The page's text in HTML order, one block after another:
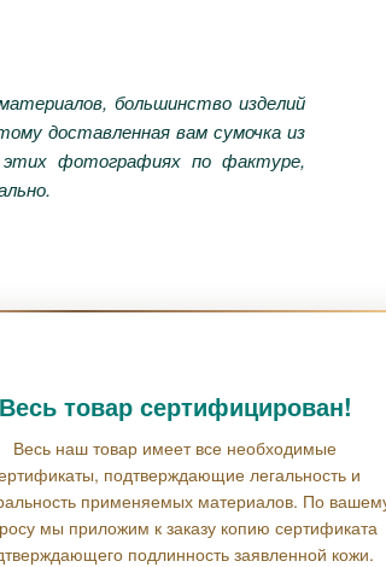
большинство изделий
доставленная вам сумочка из
этих фотографиях по фактуре,
Весь товар сертифицирован!
Весь наш товар имеет все необходимые
подтверждающие легальность и
применяемых материалов. По
мы приложим к заказу копию сертификата
подлинность заявленной кожи.